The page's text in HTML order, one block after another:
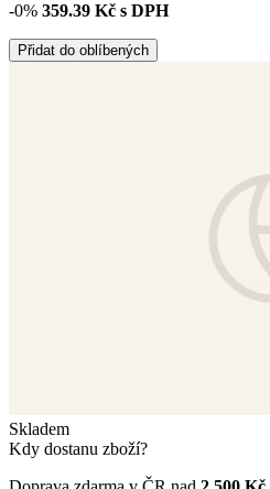
-0% 359.39 Kč s DPH
Přidat do oblíbených
Skladem
Kdy dostanu zboží?